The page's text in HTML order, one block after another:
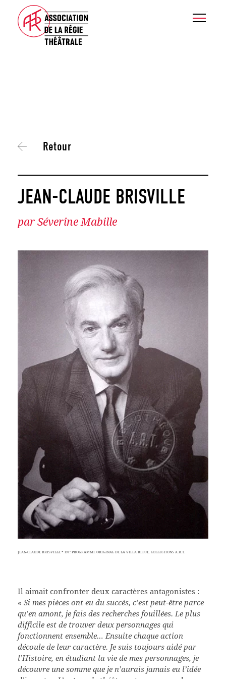
Retour
JEAN-CLAUDE BRISVILLE
par Séverine Mabille
JEAN-CLAUDE BRISVILLE * IN : PROGRAMME ORIGINAL DE LA VILLA BLEUE. COLLECTIONS A.R.T.
Il aimait confronter deux caractères antagonistes :
« Si mes pièces ont eu du succès, c’est peut-être parce
qu’en amont, je fais des recherches fouillées. Le plus
difficile est de trouver deux personnages qui
fonctionnent ensemble… Ensuite chaque action
découle de leur caractère. Je suis toujours aidé par
l’Histoire, en étudiant la vie de mes personnages, je
découvre une somme que je n’aurais jamais eu l’idée